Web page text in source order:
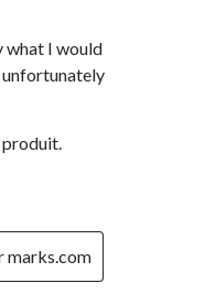
what I would
unfortunately
produit.
marks.com